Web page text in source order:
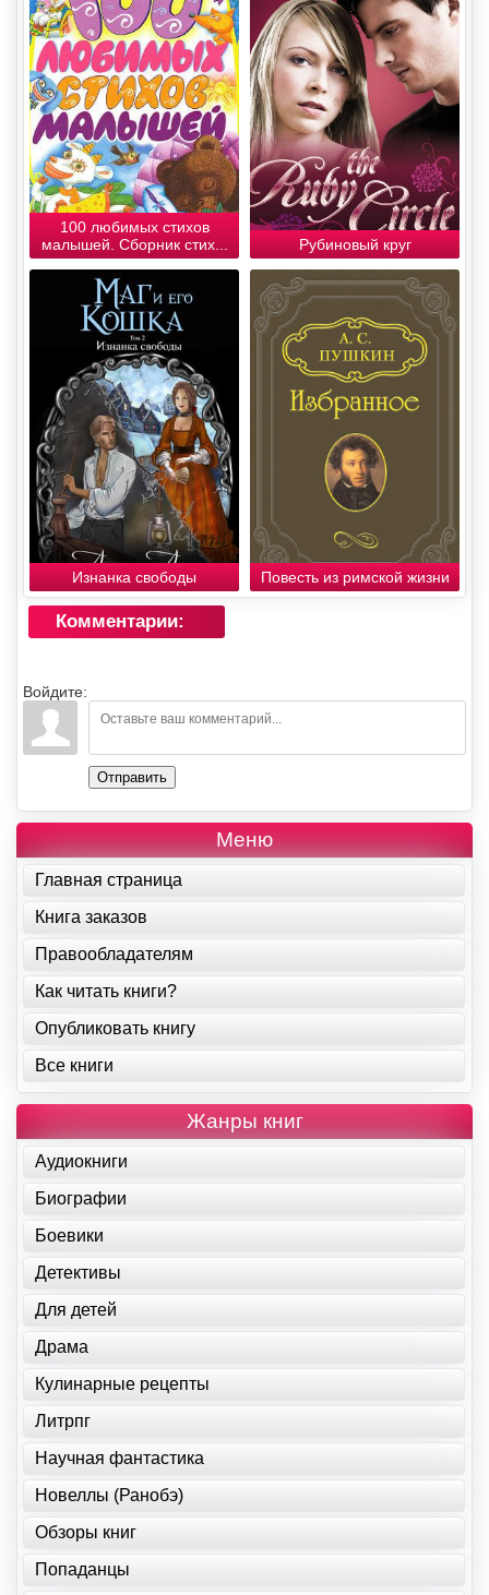
100 любимых стихов
малышей. Сборник стих...
Рубиновый круг
Изнанка свободы Повесть из римской жизни
Комментарии:
Войдите:
Отправить
Меню
Главная страница
Книга заказов
Правообладателям
Как читать книги?
Опубликовать книгу
Все книги
Жанры книг
Аудиокниги
Биографии
Боевики
Детективы
Для детей
Драма
Кулинарные рецепты
Литрпг
Научная фантастика
Новеллы (Ранобэ)
Обзоры книг
Попаданцы